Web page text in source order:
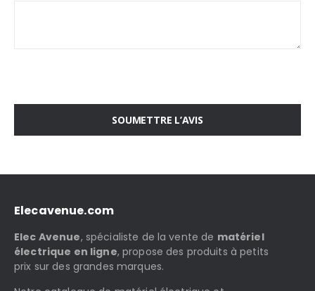
SOUMETTRE L’AVIS
Elecavenue.com
Elec Avenue, spécialiste de la vente de matériel
électrique en ligne, propose des produits à petits
prix sur des grandes marques.